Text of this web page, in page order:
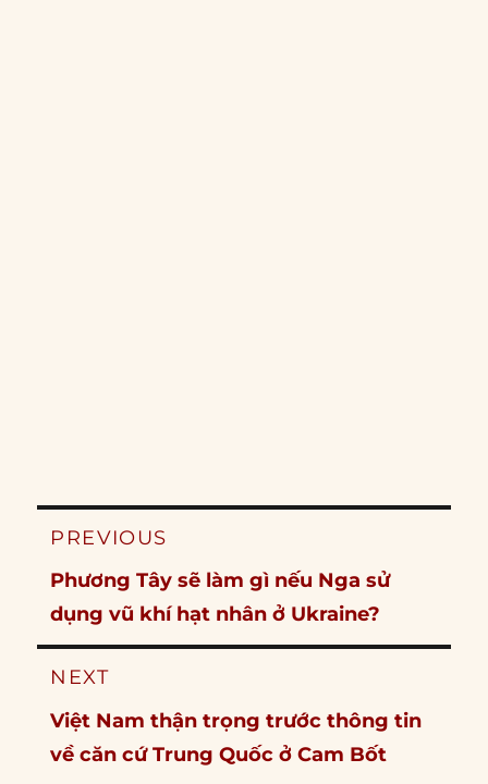
Post
PREVIOUS
Previous
post:
Phương Tây sẽ làm gì nếu Nga sử
dụng vũ khí hạt nhân ở Ukraine?
NEXT
Next
post:
Việt Nam thận trọng trước thông tin
về căn cứ Trung Quốc ở Cam Bốt